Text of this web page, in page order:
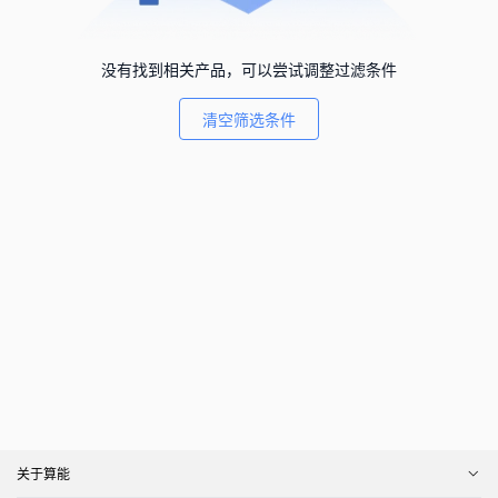
没有找到相关产品，可以尝试调整过滤条件
清空筛选条件
关于算能